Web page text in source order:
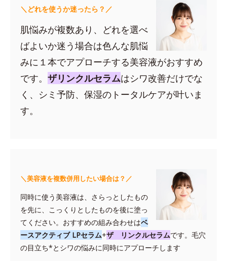
＼どれを使うか迷ったら？／
肌悩みが複数あり、どれを選べ
ばよいか迷う場合は色んな肌悩
みに１本でアプローチする美容液がおすすめ
です。 ザリンクルセラムはシワ改善だけでな
く、シミ予防、保湿のトータルケアが叶いま
す。
＼美容液を複数併用したい場合は？／
同時に使う美容液は、さらっとしたもの
を先に、こっくりとしたものを後に塗っ
てください。おすすめの組み合わせはベ
ースアクティブ LPセラム+ザ リンクルセラムです。毛穴
の目立ち*とシワの悩みに同時にアプローチします